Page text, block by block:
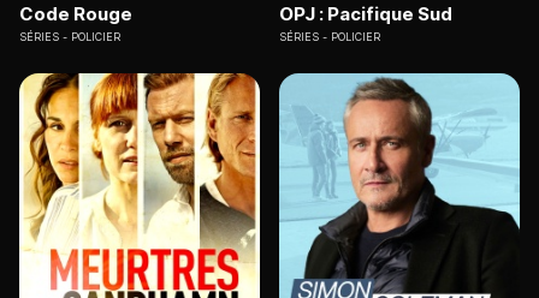
Code Rouge
SÉRIES POLICIER
OPJ : Pacifique Sud
SÉRIES POLICIER